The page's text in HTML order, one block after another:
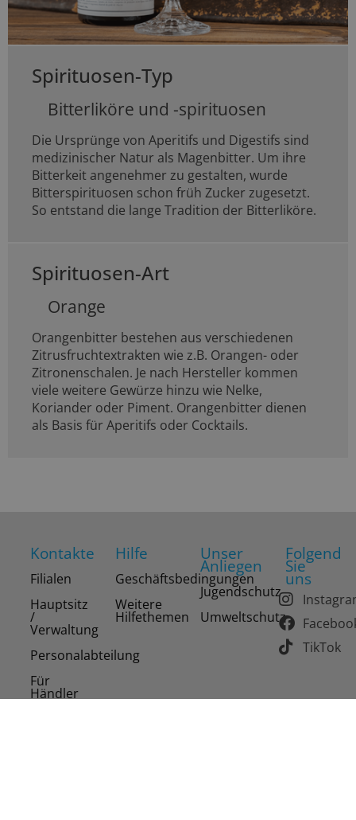
Spirituosen-Typ
Bitterliköre und -spirituosen
Die Ursprünge von Aperitifs und Digestifs sind
medizinischer Natur als Magenbitter. Um ihre
Bitterkeit angenehmer zu gestalten, wurde
Bitterspirituosen schon früh Zucker zugesetzt.
So entstand die lange Tradition der Bitterliköre.
Spirituosen-Art
Orange
Orangenbitter bestehen aus verschiedenen
Zitrusfruchtextrakten wie z.B. Orangen- oder
Zitronenschalen. Je nach Hersteller kommen
viele weitere Gewürze hinzu wie Nelke,
Koriander oder Piment. Orangenbitter dienen
als Basis für Aperitifs oder Cocktails.
Kontakte
Filialen
Hauptsitz
/
Verwaltung
Personalabteilung
Für
Händler
Hilfe
Geschäftsbedingungen
Weitere
Hilfethemen
Unser
Anliegen
Jugendschutz
Umweltschutz
Folgend
Sie
uns
TikTok